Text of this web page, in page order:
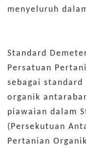
menyeluruh
Standard
Persatuan
sebagai
organik
piawaian dalam
(Persekutuan
Pertanian